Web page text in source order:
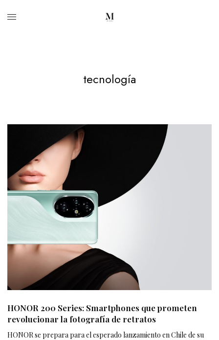
tecnología
HONOR 200 Series: Smartphones que prometen
revolucionar la fotografía de retratos
HONOR se prepara para el esperado lanzamiento en Chile de su